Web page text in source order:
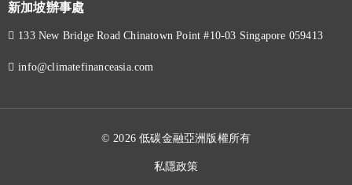
新加坡辦事處
133 New Bridge Road Chinatown Point #10-03 Singapore 059413
info@climatefinanceasia.com
© 2026 低碳金融亞洲版權所有
私隱政策